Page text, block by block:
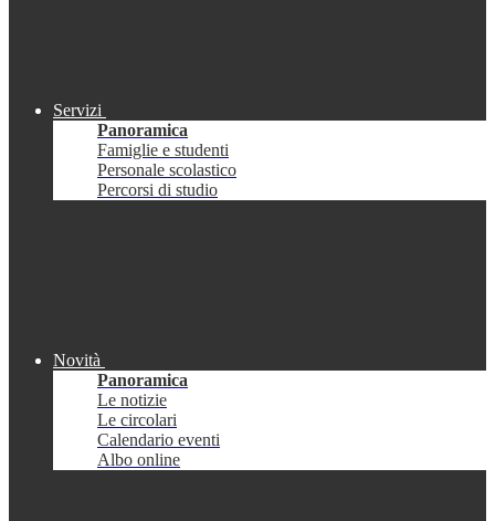
Servizi
Panoramica
Famiglie e studenti
Personale scolastico
Percorsi di studio
Novità
Panoramica
Le notizie
Le circolari
Calendario eventi
Albo online